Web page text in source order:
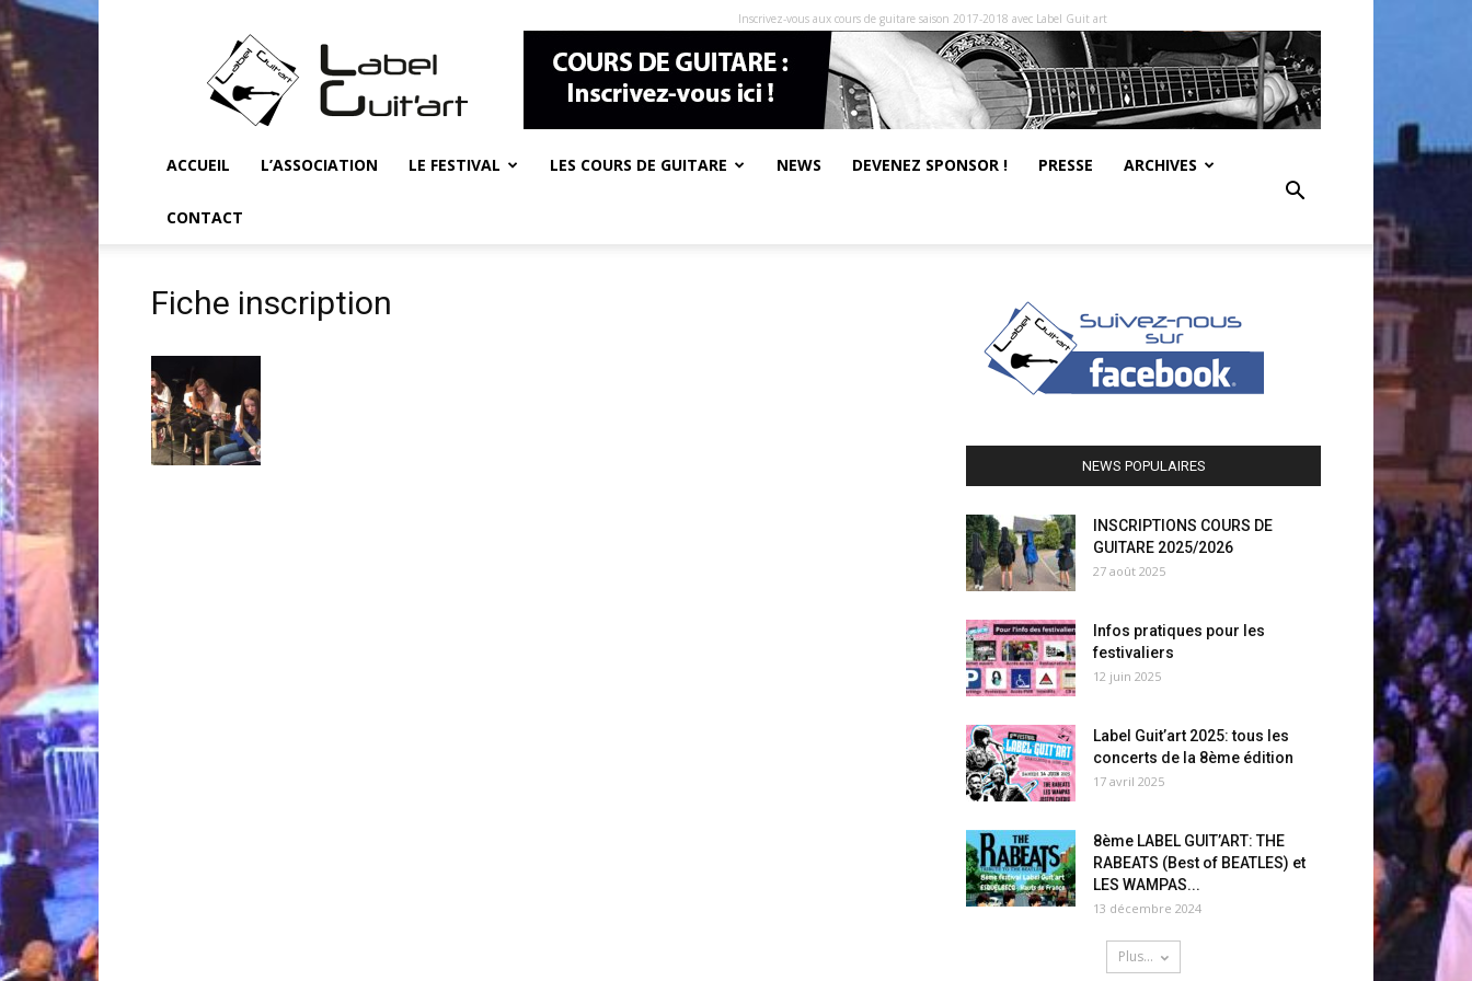
Label
Guit'art
Inscrivez-vous aux cours de guitare saison 2017-2018 avec Label Guit art
ACCUEIL L’ASSOCIATION LE FESTIVAL LES COURS DE GUITARE NEWS DEVENEZ SPONSOR ! PRESSE ARCHIVES
CONTACT
Fiche inscription
NEWS POPULAIRES
INSCRIPTIONS COURS DE
GUITARE 2025/2026
27 août 2025
Infos pratiques pour les
festivaliers
12 juin 2025
Label Guit’art 2025: tous les
concerts de la 8ème édition
17 avril 2025
8ème LABEL GUIT’ART: THE
RABEATS (Best of BEATLES) et
LES WAMPAS...
13 décembre 2024
Plus...